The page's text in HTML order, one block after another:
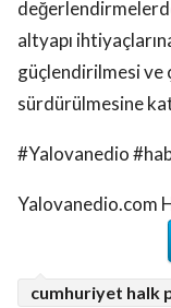
altyapı
güçlendirilmesi ve
sürdürülmesine
#Yalovanedio
Yalovanedio.com
cumhuriyet halk